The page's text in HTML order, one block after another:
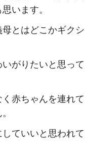
います。
とはどこかギクシ
がりたいと思って
赤ちゃんを連れて
ていいと思われて